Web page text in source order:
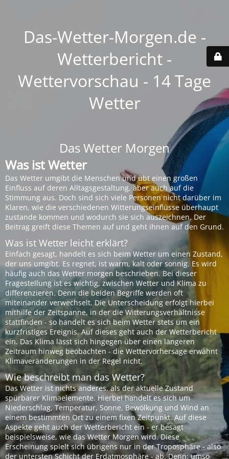
Das-Wetter-Morgen.de -
Wetterbericht -
Wettervorschau - 14 Tage
Wetter
Das Wetter Morgen
Was ist Wetter
Das Wetter umgibt die Menschen und übt einen großen
Einfluss auf deren Alltagsgestaltung, aber auch auf die
Stimmung aus. Doch sind sich viele Personen nicht darüber im
Klaren, wie die verschiedenen Witterungseinflüsse überhaupt
zustande kommen und wodurch sie sich auszeichnen. Der
Beitrag greift diese Themen auf und geht ihnen auf den Grund.
Was ist Wetter leicht erklärt?
Einfach gesagt, handelt es sich beim Wetter um einen Zustand,
der uns umgibt. Es regnet, ist warm, kalt oder sonnig. Es wird
häufig auch das Wetter morgen beschrieben. Bei dieser
Fragestellung ist es wichtig, zwischen Wetter und Klima zu
differenzieren. Denn die beiden Begriffe werden oft
miteinander verwechselt. Die Unterscheidung erfolgt hierbei
mithilfe der Zeitspanne, in der die Witterungsverhältnisse
stattfinden - so handelt es sich beim Wetter stets um ein
kurzfristiges Ereignis. Auf dieses geht auch der Wetterbericht
ein. Das Klima lässt sich hingegen über einen längeren
Zeitraum hinweg beobachten - die Wettervorhersage erwähnt
Klimaveränderungen in der Regel nicht.
Wie beschreibt man das Wetter?
Das Wetter ist nichts anderes, als der aktuelle Zustand
spürbarer Klimaelemente. Hierbei handelt es sich um
Niederschlag, Temperatur, Sonne, Bewölkung und Wind an
einem bestimmten Ort zu einem fixen Zeitpunkt. Auf diese
Aspekte geht auch der Wetterbericht ein - er besagt
beispielsweise, wie das Wetter Morgen wird. Diese
Erscheinung spielt sich übrigens nur in der Troposphäre - also
der untersten Schicht der Erdatmosphäre - ab. Denn: umso